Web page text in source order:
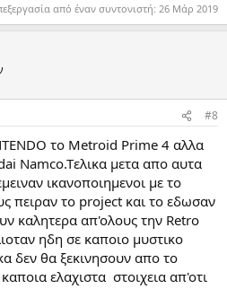
από έναν συντονιστή: 26 Μάρ 2019
#8
το Metroid Prime 4 αλλα
Namco.Tελικα μετα απο αυτα
ικανοποιημενοι με το
πειραν το project και το εδωσαν
καλητερα απ'ολους την Retro
ηδη σε καποιο μυστικο
δεν θα ξεκινησουν απο το
ελαχιστα στοιχεια απ'οτι